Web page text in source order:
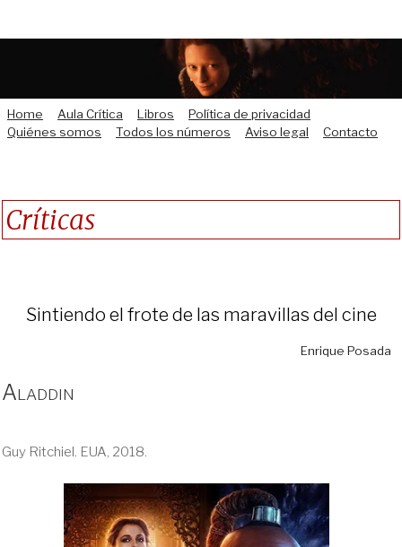
Home Aula Crítica Libros
Política de privacidad
Quiénes somos
Todos los números Aviso legal Contacto
Críticas
Sintiendo el frote de las maravillas del cine
Enrique Posada
Aladdin
Guy Ritchiel. EUA, 2018.